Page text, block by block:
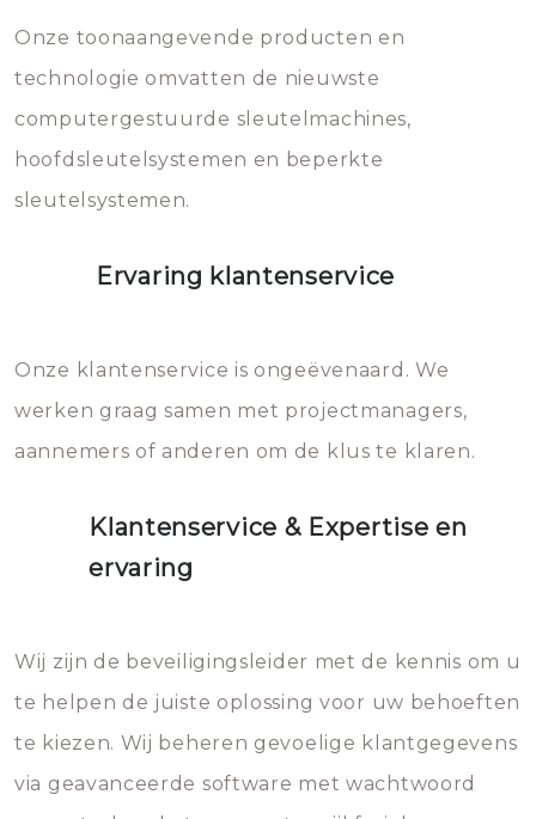
mee, die u gemakkelijk kunt
vermijden.
Onze toonaangevende producten en
technologie omvatten de nieuwste
computergestuurde sleutelmachines,
hoofdsleutelsystemen en beperkte
sleutelsystemen.
Ervaring klantenservice
Onze klantenservice is ongeëvenaard. We
werken graag samen met projectmanagers,
aannemers of anderen om de klus te klaren.
Klantenservice & Expertise en
ervaring
Wij zijn de beveiligingsleider met de kennis om u
te helpen de juiste oplossing voor uw behoeften
te kiezen. Wij beheren gevoelige klantgegevens
via geavanceerde software met wachtwoord